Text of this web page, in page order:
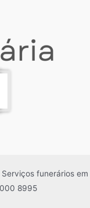
funerários em
8995